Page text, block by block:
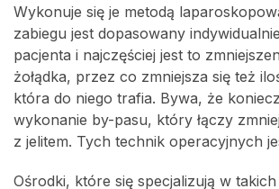
Wykonuje się je metodą
zabiegu jest dopasowany
pacjenta i najczęściej jest to
żołądka, przez co zmniejsza się też
która do niego trafia. Bywa, że
wykonanie by-pasu, który łączy
z jelitem. Tych technik operacyjnych
Ośrodki, które się specjalizują w